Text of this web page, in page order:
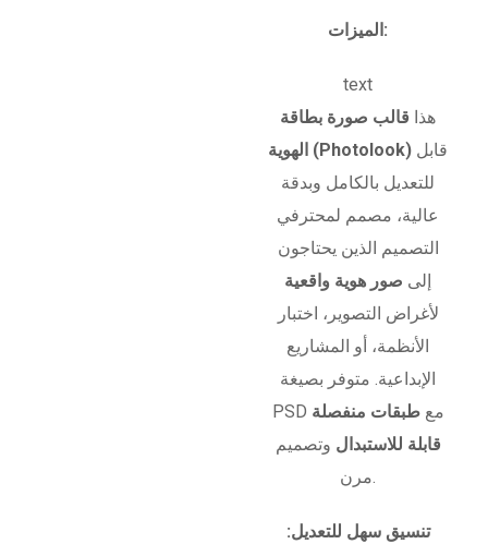
الميزات:
text
هذا قالب صورة بطاقة
الهوية (Photolook)
للتعديل بالكامل وبدقة
عالية، مصمم لمحترفي
التصميم الذين يحتاجون
إلى صور هوية واقعية
لأغراض التصوير، اختبار
الأنظمة، أو المشاريع
الإبداعية. متوفر بصيغة
PSD معطبقات منفصلة
قابلة للاستبدال وتصميم
مرن.
تنسيق سهل للتعديل: